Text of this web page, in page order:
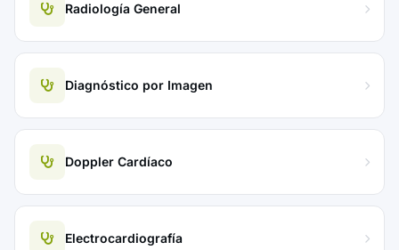
Radiología General
Diagnóstico por Imagen
Doppler Cardíaco
Electrocardiografía